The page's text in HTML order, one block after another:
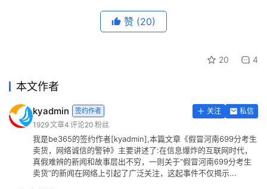
赞 (20)
20 4
本文作者
kyadmin 签约作者 关注
私信
1929文章4 评论20 粉丝
我是be365的签约作者[kyadmin],本篇文章《假冒河南699分考生
卖货，网络诚信的警钟》主要讲述了:在信息爆炸的互联网时代，
真假难辨的新闻和故事层出不穷，一则关于“假冒河南699分考生
卖货”的新闻在网络上引起了广泛关注，这起事件不仅揭示...